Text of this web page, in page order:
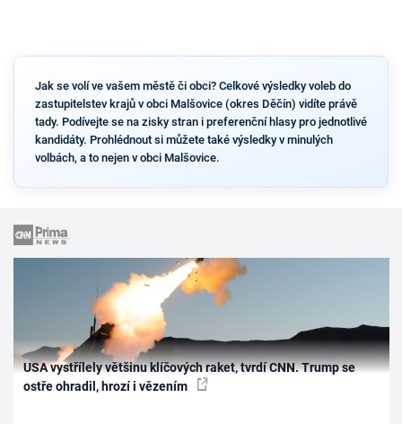
Jak se volí ve vašem městě či obci? Celkové výsledky voleb do
zastupitelstev krajů v obci Malšovice (okres Děčín) vidíte právě
tady. Podívejte se na zisky stran i preferenční hlasy pro jednotlivé
kandidáty. Prohlédnout si můžete také výsledky v minulých
volbách, a to nejen v obci Malšovice.
USA vystřílely většinu klíčových raket, tvrdí CNN. Trump se
ostře ohradil, hrozí i vězením